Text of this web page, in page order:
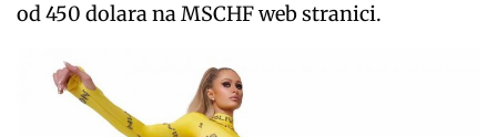
od 450 dolara na MSCHF web stranici.